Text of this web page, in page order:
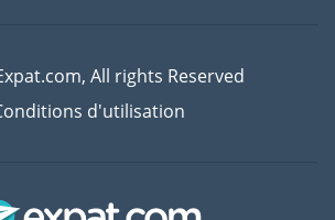
All rights Reserved
d'utilisation